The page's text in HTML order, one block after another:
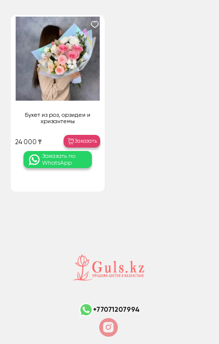
Букет из роз, орзидеи и
хризантемы
24 000 ₸ Заказать
Заказать по
WhatsApp
+77071207994